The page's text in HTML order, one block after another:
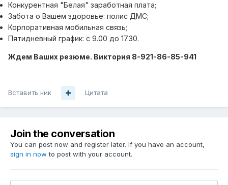
Конкурентная "Белая" заработная плата;
Забота о Вашем здоровье: полис ДМС;
Корпоративная мобильная связь;
Пятидневный график: с 9.00 до 17.30.
Ждем Ваших резюме. Виктория 8-921-86-85-941
Вставить ник Цитата
Join the conversation
You can post now and register later. If you have an account,
sign in now to post with your account.